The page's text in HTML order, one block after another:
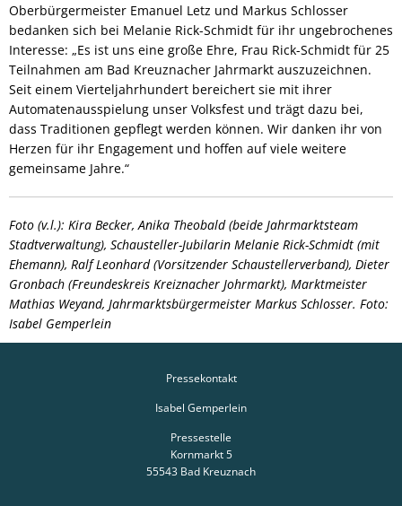
Oberbürgermeister Emanuel Letz und Markus Schlosser
bedanken sich bei Melanie Rick-Schmidt für ihr ungebrochenes
Interesse: „Es ist uns eine große Ehre, Frau Rick-Schmidt für 25
Teilnahmen am Bad Kreuznacher Jahrmarkt auszuzeichnen.
Seit einem Vierteljahrhundert bereichert sie mit ihrer
Automatenausspielung unser Volksfest und trägt dazu bei,
dass Traditionen gepflegt werden können. Wir danken ihr von
Herzen für ihr Engagement und hoffen auf viele weitere
gemeinsame Jahre.“
Foto (v.l.): Kira Becker, Anika Theobald (beide Jahrmarktsteam
Stadtverwaltung), Schausteller-Jubilarin Melanie Rick-Schmidt (mit
Ehemann), Ralf Leonhard (Vorsitzender Schaustellerverband), Dieter
Gronbach (Freundeskreis Kreiznacher Johrmarkt), Marktmeister
Mathias Weyand, Jahrmarktsbürgermeister Markus Schlosser. Foto:
Isabel Gemperlein
Pressekontakt
Isabel Gemperlein
Pressestelle
Kornmarkt 5
55543 Bad Kreuznach